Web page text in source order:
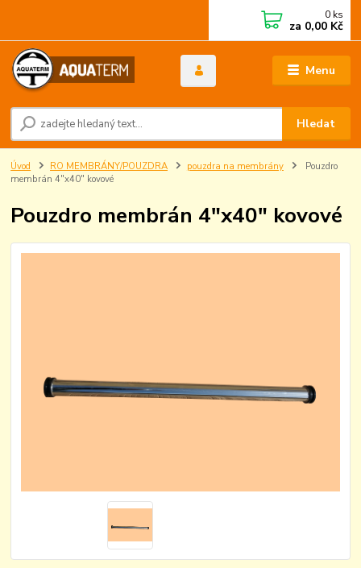
Menu
Hledat
0 ks
za 0,00 Kč
Úvod RO MEMBRÁNY/POUZDRA pouzdra na membrány
Pouzdro
membrán 4"x40" kovové
Pouzdro membrán 4"x40" kovové